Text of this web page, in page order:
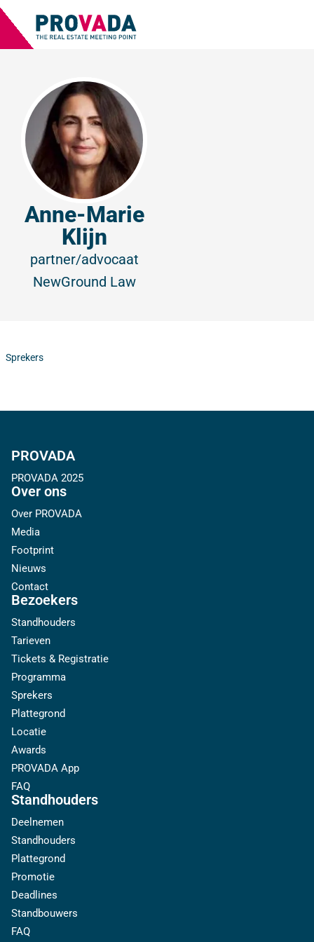
Anne-Marie
Klijn
partner/advocaat
NewGround Law
Sprekers
PROVADA
PROVADA 2025
Over ons
Over PROVADA
Media
Footprint
Nieuws
Contact
Bezoekers
Standhouders
Tarieven
Tickets & Registratie
Programma
Sprekers
Plattegrond
Locatie
Awards
PROVADA App
FAQ
Standhouders
Deelnemen
Standhouders
Plattegrond
Promotie
Deadlines
Standbouwers
FAQ